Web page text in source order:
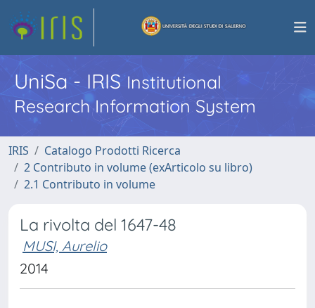
UniSa - IRISInstitutional
Research Information System
IRIS
Catalogo Prodotti Ricerca
2 Contributo in volume (exArticolo su libro)
2.1 Contributo in volume
La rivolta del 1647-48
MUSI, Aurelio
2014